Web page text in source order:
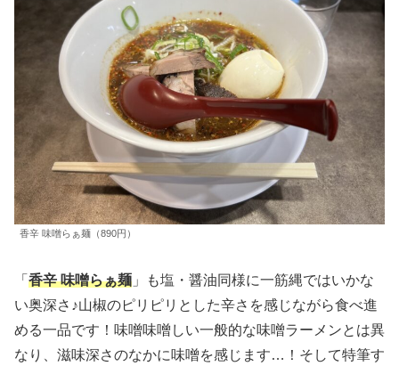
香辛 味噌らぁ麺（890円）
「 香辛 味噌らぁ麺 」も塩・醤油同様に一筋縄ではいかな
い奥深さ♪山椒のピリピリとした辛さを感じながら食べ進
める一品です！味噌味噌しい一般的な味噌ラーメンとは異
なり、滋味深さのなかに味噌を感じます…！そして特筆す